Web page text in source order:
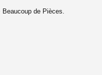
Beaucoup de Pièces.